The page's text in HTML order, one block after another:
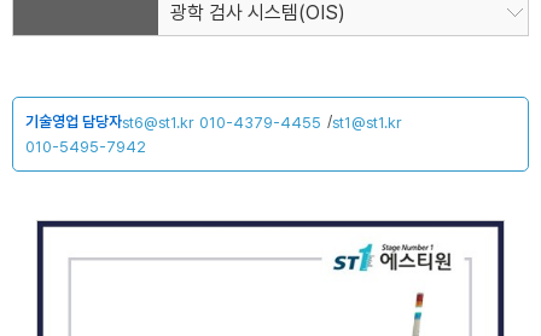
광학 검사 시스템(OIS)
기술영업 담당자st6@st1.kr 010-4379-4455 /st1@st1.kr
010-5495-7942